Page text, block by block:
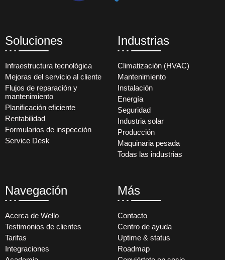
Soluciones
Infraestructura tecnológica
Mejoras del servicio al cliente
Flujos de reparación y
mantenimiento
Planificación eficiente
Rentabilidad
Formularios de inspección
Service Desk
Industrias
Climatización (HVAC)
Mantenimiento
Instalación
Energía
Seguridad
Industria solar
Producción
Maquinaria pesada
Todas las industrias
Navegación
Acerca de Wello
Testimonios de clientes
Tarifas
Integraciones
Más
Contacto
Centro de ayuda
Uptime & status
Roadmap